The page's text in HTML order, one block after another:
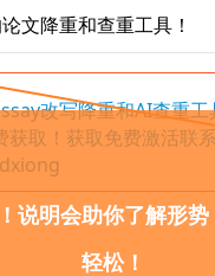
文降重和查重工具！
改写降重和AI查重工
获取！获取免费激活联
说明会助你了解形
轻松！